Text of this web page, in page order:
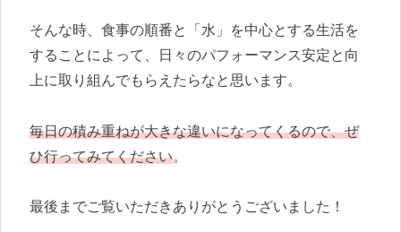
そんな時、食事の順番と「水」を中心とする生活を
することによって、日々のパフォーマンス安定と向
上に取り組んでもらえたらなと思います。
毎日の積み重ねが大きな違いになってくるので、ぜ
ひ行ってみてください。
最後までご覧いただきありがとうございました！